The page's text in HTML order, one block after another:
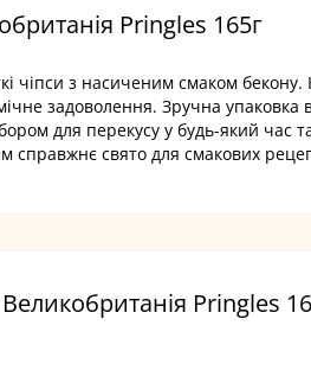
Pringles 165г
чіпси з насиченим смаком
задоволення. Зручна упаковка
для перекусу у будь-який час
справжнє свято для смакових
Pringles